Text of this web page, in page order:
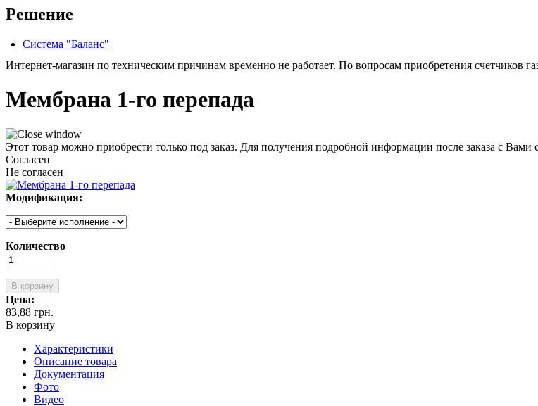
Решение
Система "Баланс"
Интернет-магазин по техническим причинам временно не работает. По вопросам приобретения счетчиков
Мембрана 1-го перепада
Этот товар можно приобрести только под заказ. Для получения подробной информации после заказа с
Согласен
Не согласен
Модификация:
Количество
В корзину
Цена:
83,88 грн.
В корзину
Характеристики
Описание товара
Документация
Фото
Видео